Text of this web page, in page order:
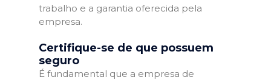
trabalho e a garantia oferecida pela
empresa.
Certifique-se de que possuem
seguro
É fundamental que a empresa de